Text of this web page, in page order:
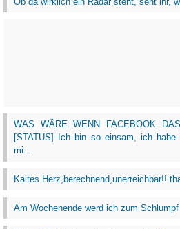
WAS WÄRE WENN FACEBOOK
[STATUS] Ich bin so einsam, ich
mi...
Kaltes Herz,berechnend,unerreichbar!!
Am Wochenende werd ich zum